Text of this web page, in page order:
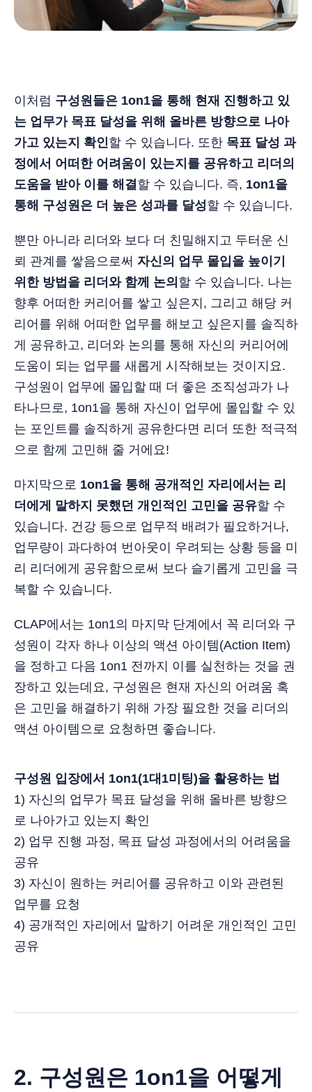
이처럼 구성원들은 1on1을 통해 현재 진행하고 있
는 업무가 목표 달성을 위해 올바른 방향으로 나아
가고 있는지 확인할 수 있습니다. 또한 목표 달성 과
정에서 어떠한 어려움이 있는지를 공유하고 리더의
도움을 받아 이를 해결 할 수 있습니다. 즉, 1on1을
통해 구성원은 더 높은 성과를 달성할 수 있습니다.
뿐만 아니라 리더와 보다 더 친밀해지고 두터운 신
뢰 관계를 쌓음으로써 자신의 업무 몰입을 높이기
위한 방법을 리더와 함께 논의 할 수 있습니다. 나는
향후 어떠한 커리어를 쌓고 싶은지, 그리고 해당 커
리어를 위해 어떠한 업무를 해보고 싶은지를 솔직하
게 공유하고, 리더와 논의를 통해 자신의 커리어에
도움이 되는 업무를 새롭게 시작해보는 것이지요.
구성원이 업무에 몰입할 때 더 좋은 조직성과가 나
타나므로, 1on1을 통해 자신이 업무에 몰입할 수 있
는 포인트를 솔직하게 공유한다면 리더 또한 적극적
으로 함께 고민해 줄 거에요!
마지막으로 1on1을 통해 공개적인 자리에서는 리
더에게 말하지 못했던 개인적인 고민을 공유할 수
있습니다. 건강 등으로 업무적 배려가 필요하거나,
업무량이 과다하여 번아웃이 우려되는 상황 등을 미
리 리더에게 공유함으로써 보다 슬기롭게 고민을 극
복할 수 있습니다.
CLAP에서는 1on1의 마지막 단계에서 꼭 리더와 구
성원이 각자 하나 이상의 액션 아이템(Action Item)
을 정하고 다음 1on1 전까지 이를 실천하는 것을 권
장하고 있는데요, 구성원은 현재 자신의 어려움 혹
은 고민을 해결하기 위해 가장 필요한 것을 리더의
액션 아이템으로 요청하면 좋습니다.
구성원 입장에서 1on1(1대1미팅)을 활용하는 법
1) 자신의 업무가 목표 달성을 위해 올바른 방향으
로 나아가고 있는지 확인
2) 업무 진행 과정, 목표 달성 과정에서의 어려움을
공유
3) 자신이 원하는 커리어를 공유하고 이와 관련된
업무를 요청
4) 공개적인 자리에서 말하기 어려운 개인적인 고민
공유
2. 구성원은 1on1을 어떻게